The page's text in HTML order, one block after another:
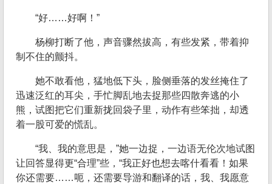
“好……好啊！”
杨柳打断了他，声音骤然拔高，有些发紧，带着抑
制不住的颤抖。
她不敢看他，猛地低下头，脸侧垂落的发丝掩住了
迅速泛红的耳尖，手忙脚乱地去捉那些四散奔逃的小
熊，试图把它们重新拢回袋子里，动作有些笨拙，却透
着一股可爱的慌乱。
“我、我的意思是，”她一边捉，一边语无伦次地试图
让回答显得更“合理”些，“我正好也想去喀什看看！如果
你还需要……呃，还需要导游和翻译的话，我、我愿意